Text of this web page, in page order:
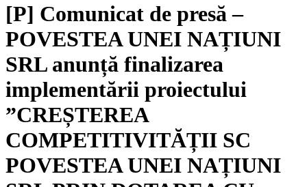
[P] Comunicat de presă –
POVESTEA UNEI NAȚIUNI
SRL anunță finalizarea
implementării proiectului
”CREȘTEREA
COMPETITIVITĂȚII SC
POVESTEA UNEI NAȚIUNI